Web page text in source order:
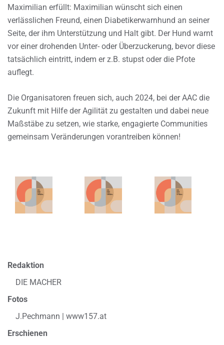
Maximilian erfüllt: Maximilian wünscht sich einen
verlässlichen Freund, einen Diabetikerwarnhund an seiner
Seite, der ihm Unterstützung und Halt gibt. Der Hund warnt
vor einer drohenden Unter- oder Überzuckerung, bevor diese
tatsächlich eintritt, indem er z.B. stupst oder die Pfote
auflegt.
Die Organisatoren freuen sich, auch 2024, bei der AAC die
Zukunft mit Hilfe der Agilität zu gestalten und dabei neue
Maßstäbe zu setzen, wie starke, engagierte Communities
gemeinsam Veränderungen vorantreiben können!
Redaktion
DIE MACHER
Fotos
J.Pechmann | www157.at
Erschienen